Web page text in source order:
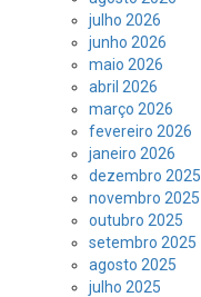
julho 2026
junho 2026
maio 2026
abril 2026
março 2026
fevereiro 2026
janeiro 2026
dezembro 2025
novembro 2025
outubro 2025
setembro 2025
agosto 2025
julho 2025